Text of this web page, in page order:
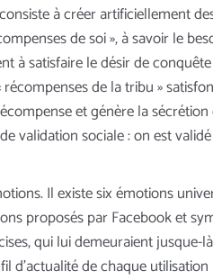
à créer artificiellement
de soi », à savoir le
à satisfaire le désir de
de la tribu »
et génère la
validation sociale : on est
Il existe six émotions
proposés par Facebook et
qui lui demeuraient jusque-
d’actualité de chaque